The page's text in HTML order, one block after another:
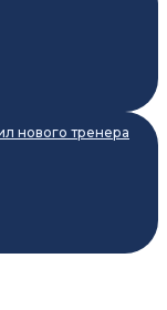
нового тренера